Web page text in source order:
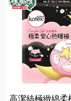
高潔絲極緻綿柔